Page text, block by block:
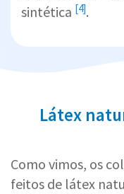
sintética [4].
Látex
Como vimos, os
feitos de látex